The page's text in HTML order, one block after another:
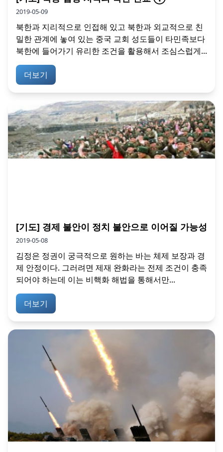
2019-05-09
북한과 지리적으로 인접해 있고 북한과 외교적으로 친
밀한 관계에 놓여 있는 중국 교회 성도들이 타민족보다
북한에 들어가기 유리한 조건을 활용해서 조심스럽게...
더보기
[기도] 경제 불안이 정치 불안으로 이어질 가능성
2019-05-08
김정은 정권이 궁극적으로 원하는 바는 체제 보장과 경
제 안정이다. 그러려면 제재 완화라는 전제 조건이 충족
되어야 하는데 이는 비핵화 해법을 통해서만...
더보기